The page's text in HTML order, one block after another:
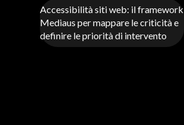
Accessibilità siti web: il framework
Mediaus per mappare le criticità e
definire le priorità di intervento